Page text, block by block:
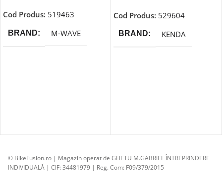
Cod Produs: 519463
BRAND M-WAVE
Cod Produs: 529604
BRAND KENDA
© BikeFusion.ro | Magazin operat de GHETU M.GABRIEL ÎNTREPRINDERE
INDIVIDUALĂ | CIF: 34481979 | Reg. Com: F09/379/2015